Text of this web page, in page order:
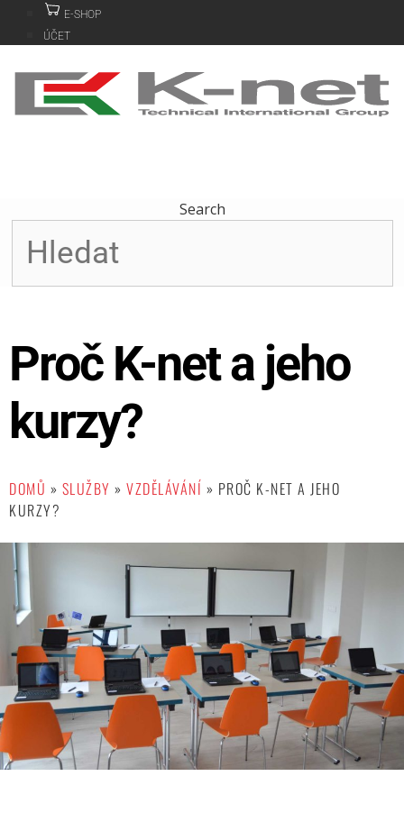
Přeskočit E-SHOP
ÚČET
Search
Proč K-net a jeho
kurzy?
DOMŮ » SLUŽBY » VZDĚLÁVÁNÍ » PROČ K-NET A JEHO
KURZY?